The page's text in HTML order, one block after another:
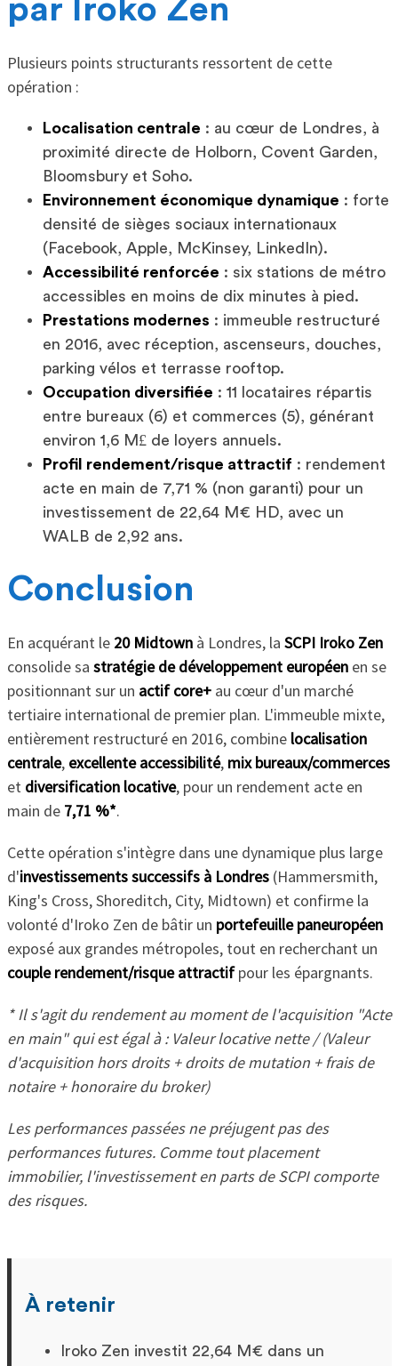
par Iroko Zen
Plusieurs points structurants ressortent de cette
opération :
Localisation centrale : au cœur de Londres, à
proximité directe de Holborn, Covent Garden,
Bloomsbury et Soho.
Environnement économique dynamique : forte
densité de sièges sociaux internationaux
(Facebook, Apple, McKinsey, LinkedIn).
Accessibilité renforcée : six stations de métro
accessibles en moins de dix minutes à pied.
Prestations modernes : immeuble restructuré
en 2016, avec réception, ascenseurs, douches,
parking vélos et terrasse rooftop.
Occupation diversifiée : 11 locataires répartis
entre bureaux (6) et commerces (5), générant
environ 1,6 M£ de loyers annuels.
Profil rendement/risque attractif : rendement
acte en main de 7,71 % (non garanti) pour un
investissement de 22,64 M€ HD, avec un
WALB de 2,92 ans.
Conclusion
En acquérant le 20 Midtownà Londres, la SCPI Iroko Zen
consolide sa stratégie de développement européenen se
positionnant sur un actif core+au cœur d'un marché
tertiaire international de premier plan. L'immeuble mixte,
entièrement restructuré en 2016, combine localisation
centrale, excellente accessibilité, mix bureaux/commerces
et diversification locative, pour un rendement acte en
main de 7,71 %*.
Cette opération s'intègre dans une dynamique plus large
d'investissements successifs à Londres(Hammersmith,
King's Cross, Shoreditch, City, Midtown) et confirme la
volonté d'Iroko Zen de bâtir un portefeuille paneuropéen
exposé aux grandes métropoles, tout en recherchant un
couple rendement/risque attractifpour les épargnants.
* Il s'agit du rendement au moment de l'acquisition "Acte
en main" qui est égal à : Valeur locative nette / (Valeur
d'acquisition hors droits + droits de mutation + frais de
notaire + honoraire du broker)
Les performances passées ne préjugent pas des
performances futures. Comme tout placement
immobilier, l'investissement en parts de SCPI comporte
des risques.
À retenir
Iroko Zen investit 22,64 M€ dans un